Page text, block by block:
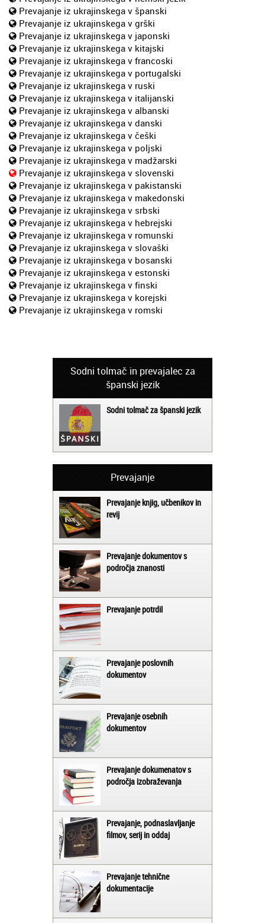
Prevajanje iz ukrajinskega v španski
Prevajanje iz ukrajinskega v grški
Prevajanje iz ukrajinskega v japonski
Prevajanje iz ukrajinskega v kitajski
Prevajanje iz ukrajinskega v francoski
Prevajanje iz ukrajinskega v portugalski
Prevajanje iz ukrajinskega v ruski
Prevajanje iz ukrajinskega v italijanski
Prevajanje iz ukrajinskega v albanski
Prevajanje iz ukrajinskega v danski
Prevajanje iz ukrajinskega v češki
Prevajanje iz ukrajinskega v poljski
Prevajanje iz ukrajinskega v madžarski
Prevajanje iz ukrajinskega v slovenski
Prevajanje iz ukrajinskega v pakistanski
Prevajanje iz ukrajinskega v makedonski
Prevajanje iz ukrajinskega v srbski
Prevajanje iz ukrajinskega v hebrejski
Prevajanje iz ukrajinskega v romunski
Prevajanje iz ukrajinskega v slovaški
Prevajanje iz ukrajinskega v bosanski
Prevajanje iz ukrajinskega v estonski
Prevajanje iz ukrajinskega v finski
Prevajanje iz ukrajinskega v korejski
Prevajanje iz ukrajinskega v romski
Sodni tolmač in prevajalec za
španski jezik
Sodni tolmač za španski jezik
Prevajanje
Prevajanje knjig, učbenikov in
revij
Prevajanje dokumentov s
področja znanosti
Prevajanje potrdil
Prevajanje poslovnih
dokumentov
Prevajanje osebnih
dokumentov
Prevajanje dokumenatov s
področja izobraževanja
Prevajanje, podnaslavljanje
filmov, serij in oddaj
Prevajanje tehnične
dokumentacije